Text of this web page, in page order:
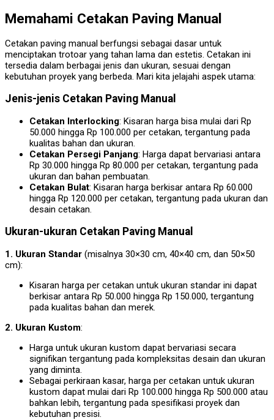
Memahami Cetakan Paving Manual
Cetakan paving manual berfungsi sebagai dasar untuk
menciptakan trotoar yang tahan lama dan estetis. Cetakan ini
tersedia dalam berbagai jenis dan ukuran, sesuai dengan
kebutuhan proyek yang berbeda. Mari kita jelajahi aspek utama:
Jenis-jenis Cetakan Paving Manual
Cetakan Interlocking: Kisaran harga bisa mulai dari Rp
50.000 hingga Rp 100.000 per cetakan, tergantung pada
kualitas bahan dan ukuran.
Cetakan Persegi Panjang: Harga dapat bervariasi antara
Rp 30.000 hingga Rp 80.000 per cetakan, tergantung pada
ukuran dan bahan pembuatan.
Cetakan Bulat: Kisaran harga berkisar antara Rp 60.000
hingga Rp 120.000 per cetakan, tergantung pada ukuran dan
desain cetakan.
Ukuran-ukuran Cetakan Paving Manual
1. Ukuran Standar (misalnya 30×30 cm, 40×40 cm, dan 50×50
cm):
Kisaran harga per cetakan untuk ukuran standar ini dapat
berkisar antara Rp 50.000 hingga Rp 150.000, tergantung
pada kualitas bahan dan merek.
2. Ukuran Kustom:
Harga untuk ukuran kustom dapat bervariasi secara
signifikan tergantung pada kompleksitas desain dan ukuran
yang diminta.
Sebagai perkiraan kasar, harga per cetakan untuk ukuran
kustom dapat mulai dari Rp 100.000 hingga Rp 500.000 atau
bahkan lebih, tergantung pada spesifikasi proyek dan
kebutuhan presisi.